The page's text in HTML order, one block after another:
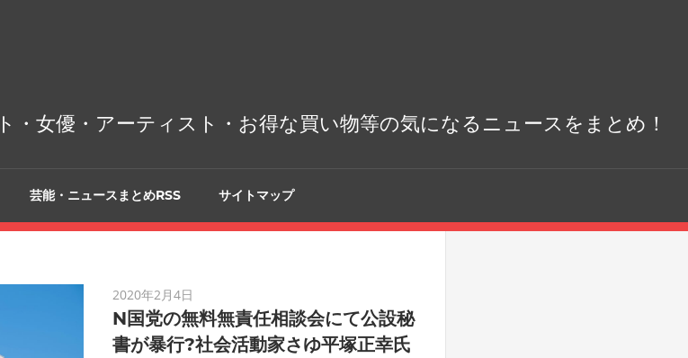
・女優・アーティスト・お得な買い物等の気になるニュースをまとめ！
芸能・ニュースまとめRSS サイトマップ
2020年2月4日
N国党の無料無責任相談会にて公設秘
書が暴行?社会活動家さゆ平塚正幸氏